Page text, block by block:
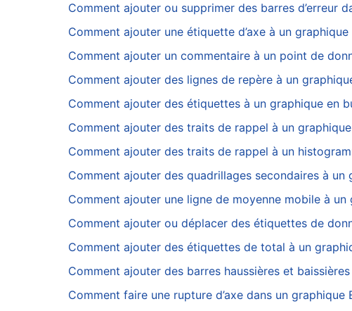
Comment ajouter ou supprimer des barres d’erreur
Comment ajouter une étiquette d’axe à un graphique
Comment ajouter un commentaire à un point de
Comment ajouter des lignes de repère à un
Comment ajouter des étiquettes à un graphique en
Comment ajouter des traits de rappel à un
Comment ajouter des traits de rappel à un
Comment ajouter des quadrillages secondaires à un
Comment ajouter une ligne de moyenne mobile à un
Comment ajouter ou déplacer des étiquettes de
Comment ajouter des étiquettes de total à un
Comment ajouter des barres haussières et
Comment faire une rupture d’axe dans un graphique